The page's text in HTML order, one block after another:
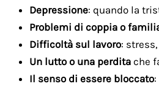
Depressione: quando la
Problemi di coppia o
Difficoltà sul lavoro:
Un lutto o una perdita che
Il senso di essere bloccato: